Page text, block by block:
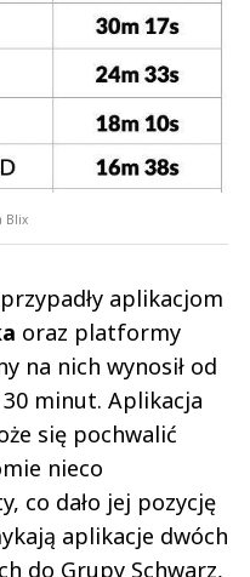
Blix
aplikacjom
oraz platformy
na nich wynosił od
minut. Aplikacja
się pochwalić
nieco
co dało jej pozycję
aplikacje dwóch
do Grupy Schwarz,